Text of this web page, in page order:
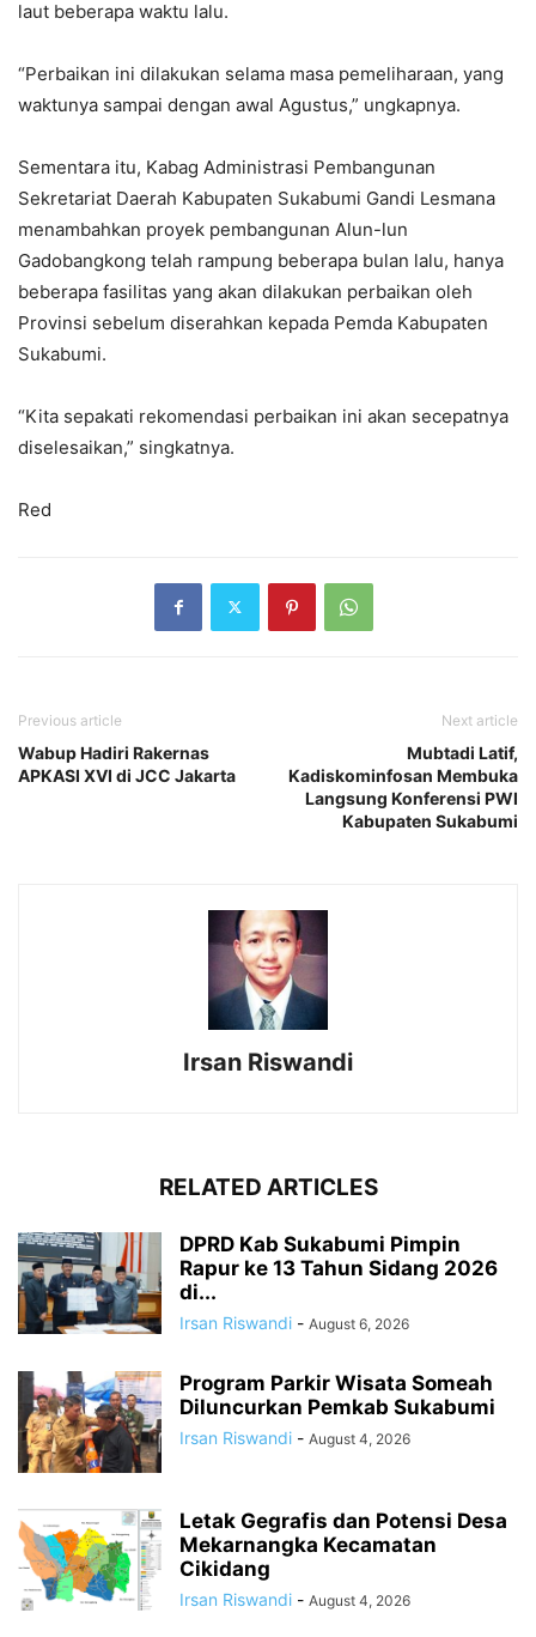
laut beberapa waktu lalu.
“Perbaikan ini dilakukan selama masa pemeliharaan, yang
waktunya sampai dengan awal Agustus,” ungkapnya.
Sementara itu, Kabag Administrasi Pembangunan
Sekretariat Daerah Kabupaten Sukabumi Gandi Lesmana
menambahkan proyek pembangunan Alun-lun
Gadobangkong telah rampung beberapa bulan lalu, hanya
beberapa fasilitas yang akan dilakukan perbaikan oleh
Provinsi sebelum diserahkan kepada Pemda Kabupaten
Sukabumi.
“Kita sepakati rekomendasi perbaikan ini akan secepatnya
diselesaikan,” singkatnya.
Red
Previous article
Wabup Hadiri Rakernas
APKASI XVI di JCC Jakarta
Next article
Mubtadi Latif,
Kadiskominfosan Membuka
Langsung Konferensi PWI
Kabupaten Sukabumi
Irsan Riswandi
RELATED ARTICLES
DPRD Kab Sukabumi Pimpin
Rapur ke 13 Tahun Sidang 2026
di...
Irsan Riswandi - August 6, 2026
Program Parkir Wisata Someah
Diluncurkan Pemkab Sukabumi
Irsan Riswandi - August 4, 2026
Letak Gegrafis dan Potensi Desa
Mekarnangka Kecamatan
Cikidang
Irsan Riswandi - August 4, 2026